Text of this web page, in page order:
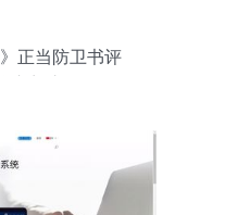
正当防卫书评